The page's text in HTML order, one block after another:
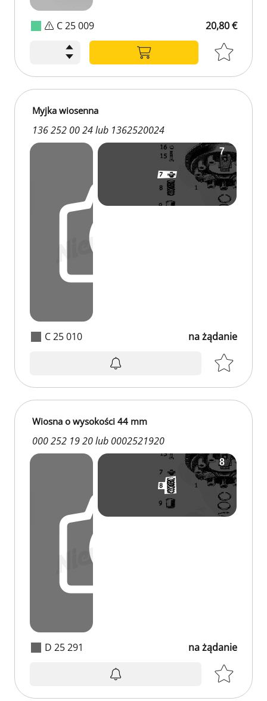
C 25 009 20,80 €
C 25 010
Myjka wiosenna
136 252 00 24 lub 1362520024
na żądanie
D 25 291
Wiosna o wysokości 44 mm
000 252 19 20 lub 0002521920
na żądanie